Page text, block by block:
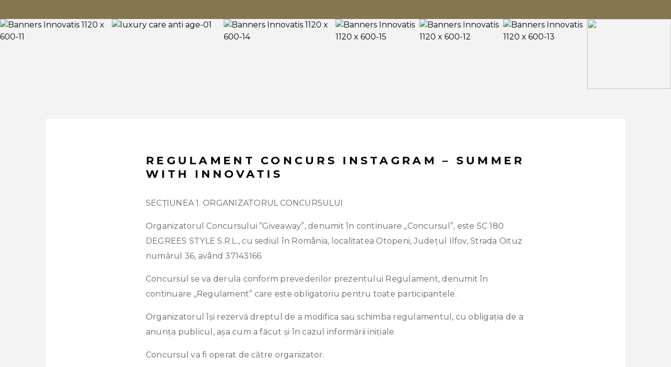
REGULAMENT CONCURS INSTAGRAM – SUMMER
WITH INNOVATIS
SECȚIUNEA 1. ORGANIZATORUL CONCURSULUI
Organizatorul Concursului ”Giveaway”, denumit în continuare „Concursul”, este SC 180
DEGREES STYLE S.R.L., cu sediul în România, localitatea Otopeni, Județul Ilfov, Strada Oituz
numărul 36, având 37143166.
Concursul se va derula conform prevederilor prezentului Regulament, denumit în
continuare „Regulament” care este obligatoriu pentru toate participantele.
Organizatorul își rezervă dreptul de a modifica sau schimba regulamentul, cu obligația de a
anunța publicul, așa cum a făcut și în cazul informării inițiale.
Concursul va fi operat de către organizator.